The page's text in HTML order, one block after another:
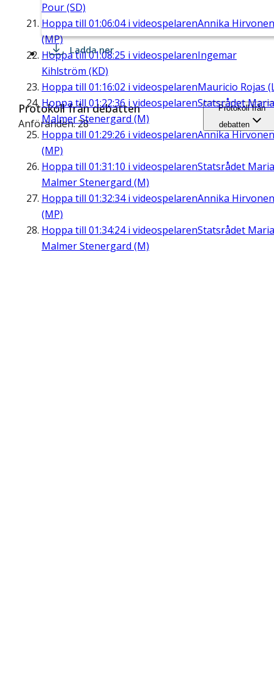
Pour (SD)
Hoppa till 01:06:04i videospelarenAnnika Hirvonen
(MP)
Hoppa till01:08:25 i videospelarenIngemar
Kihlström (KD)
Hoppa till 01:16:02 i videospelarenMauricio Rojas
Hoppa till 01:22:36 i videospelarenStatsrådet Maria
Malmer Stenergard (M)
Hoppa till 01:29:26 i videospelarenAnnika Hirvonen
(MP)
Hoppa till 01:31:10 i videospelarenStatsrådet Maria
Malmer Stenergard (M)
Hoppa till 01:32:34i videospelarenAnnika Hirvonen
(MP)
Hoppa till 01:34:24i videospelarenStatsrådet Maria
Malmer Stenergard (M)
Ladda ner
Protokoll från debatten
Anföranden: 28
Protokoll från
debatten